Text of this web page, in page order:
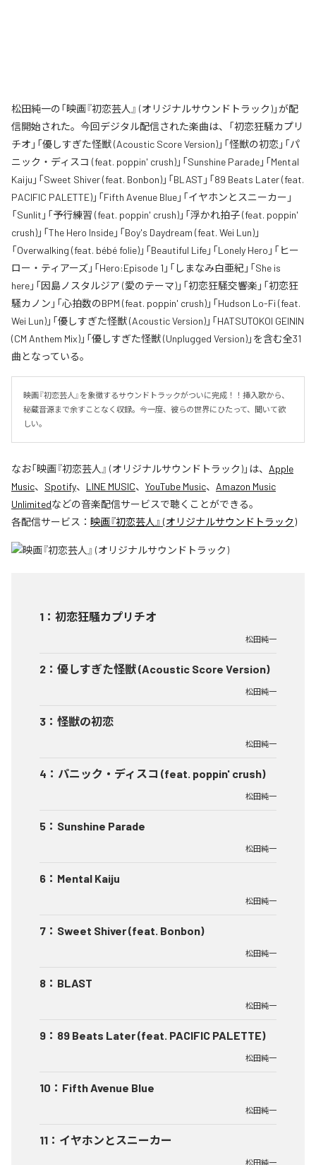
松田純一の「映画『初恋芸人』 (オリジナルサウンドトラック)」が配
信開始された。今回デジタル配信された楽曲は、「初恋狂騒カプリ
チオ」「優しすぎた怪獣 (Acoustic Score Version)」「怪獣の初恋」「パ
ニック・ディスコ (feat. poppin' crush)」「Sunshine Parade」「Mental
Kaiju」「Sweet Shiver (feat. Bonbon)」「BLAST」「89 Beats Later (feat.
PACIFIC PALETTE)」「Fifth Avenue Blue」「イヤホンとスニーカー」
「Sunlit」「予行練習 (feat. poppin' crush)」「浮かれ拍子 (feat. poppin'
crush)」「The Hero Inside」「Boy's Daydream (feat. Wei Lun)」
「Overwalking (feat. bébé folie)」「Beautiful Life」「Lonely Hero」「ヒー
ロー・ティアーズ」「Hero:Episode 1」「しまなみ白亜紀」「She is
here」「因島ノスタルジア (愛のテーマ)」「初恋狂騒交響楽」「初恋狂
騒カノン」「心拍数のBPM (feat. poppin' crush)」「Hudson Lo-Fi (feat.
Wei Lun)」「優しすぎた怪獣 (Acoustic Version)」「HATSUTOKOI GEININ
(CM Anthem Mix)」「優しすぎた怪獣 (Unplugged Version)」を含む全31
曲となっている。
映画『初恋芸人』を象徴するサウンドトラックがついに完成！！挿入歌から、
秘蔵音源まで余すことなく収録。今一度、彼らの世界にひたって、聞いて欲
しい。
なお「映画『初恋芸人』 (オリジナルサウンドトラック)」は、 Apple
Music、 Spotify、 LINE MUSIC、 YouTube Music、 Amazon Music
Unlimitedなどの音楽配信サービスで聴くことができる。
各配信サービス： 映画『初恋芸人』 (オリジナルサウンドトラック)
1 ： 初恋狂騒カプリチオ
松田純一
2 ： 優しすぎた怪獣 (Acoustic Score Version)
松田純一
3 ： 怪獣の初恋
松田純一
4 ： パニック・ディスコ (feat. poppin' crush)
松田純一
5 ： Sunshine Parade
松田純一
6 ： Mental Kaiju
松田純一
7 ： Sweet Shiver (feat. Bonbon)
松田純一
8 ： BLAST
松田純一
9 ： 89 Beats Later (feat. PACIFIC PALETTE)
松田純一
10 ： Fifth Avenue Blue
松田純一
11 ： イヤホンとスニーカー
松田純一